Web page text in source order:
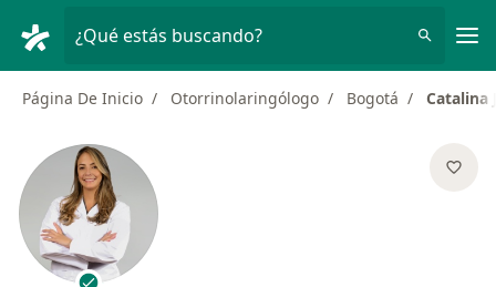
¿Qué estás buscando?
Página De Inicio Otorrinolaringólogo Bogotá Catalina